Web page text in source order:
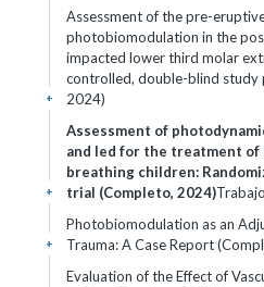
Assessment of the pre-
photobiomodulation in the
impacted lower third molar
controlled, double-blind study
2024)
+
Assessment of
and led for the treatment
breathing children:
trial (Completo, 2024)
+
Photobiomodulation as an
Trauma: A Case Report
+
Evaluation of the Effect of